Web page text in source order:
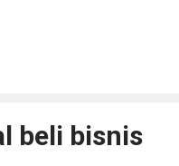
beli bisnis